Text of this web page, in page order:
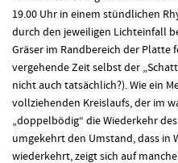
19.00 Uhr in einem stündlichen
durch den jeweiligen Lichteinfall
Gräser im Randbereich der Platte
vergehende Zeit selbst der
nicht auch tatsächlich?). Wie ein
vollziehenden Kreislaufs, der im
„doppelbödig“ die Wiederkehr
umgekehrt den Umstand, dass in
wiederkehrt, zeigt sich auf